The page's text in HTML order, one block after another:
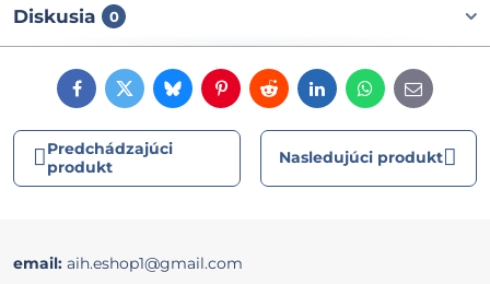
Diskusia 0
FacebookTwitterBlueskyPinterestRedditLinkedInWhatsApp
E-
mail
Predchádzajúci
produkt
Nasledujúci produkt
email: aih.eshop1@gmail.com